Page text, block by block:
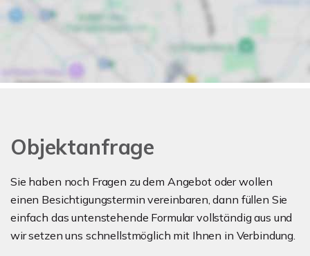
Objektanfrage
Sie haben noch Fragen zu dem Angebot oder wollen
einen Besichtigungstermin vereinbaren, dann füllen Sie
einfach das untenstehende Formular vollständig aus und
wir setzen uns schnellstmöglich mit Ihnen in Verbindung.